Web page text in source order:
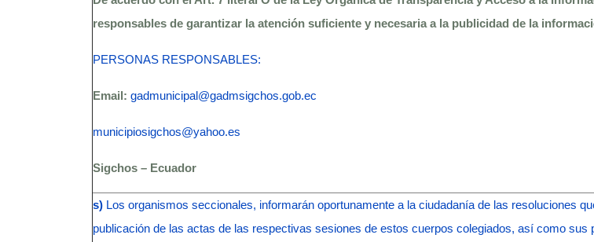
responsables de garantizar la atención suficiente y necesaria a la publicidad de la
PERSONAS RESPONSABLES:
Email: gadmunicipal@gadmsigchos.gob.ec
municipiosigchos@yahoo.es
Sigchos – Ecuador
s) Los organismos seccionales, informarán oportunamente a la ciudadanía de las resoluciones
publicación de las actas de las respectivas sesiones de estos cuerpos colegiados, así como sus